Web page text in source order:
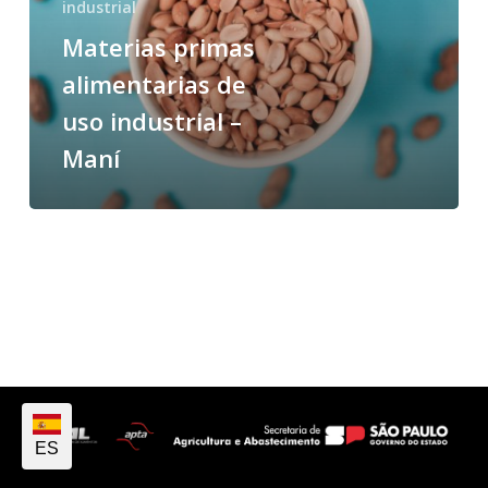
industrial
Materias primas
alimentarias de
uso industrial –
Maní
ES